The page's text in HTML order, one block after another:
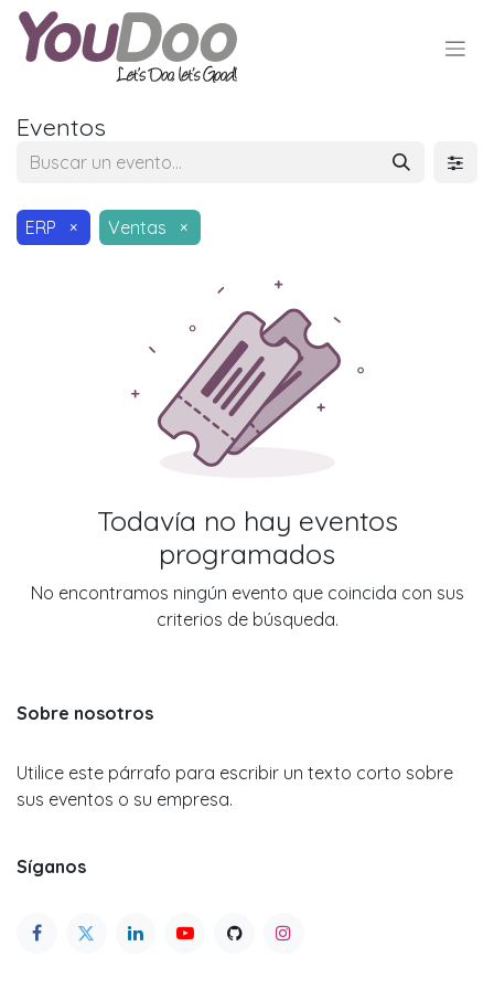
Eventos
ERP × Ventas ×
Todavía no hay eventos
programados
No encontramos ningún evento que coincida con sus
criterios de búsqueda.
Sobre nosotros
Utilice este párrafo para escribir un texto corto sobre
sus eventos o su empresa.
Síganos